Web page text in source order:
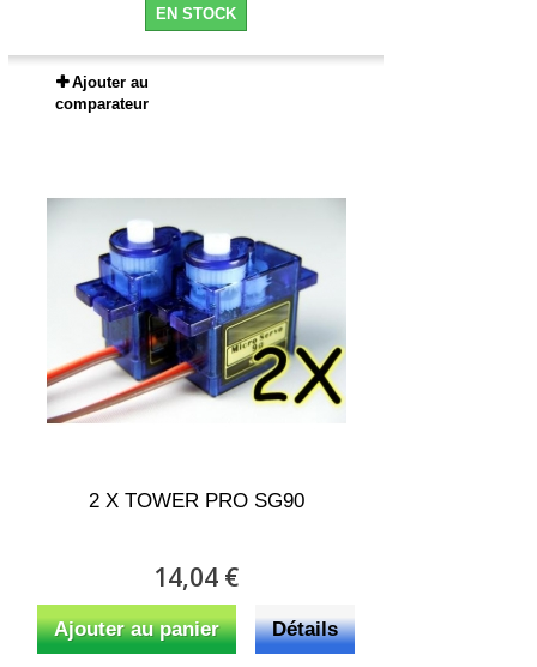
EN STOCK
Ajouter au
comparateur
2 X TOWER PRO SG90
14,04 €
Ajouter au panier Détails